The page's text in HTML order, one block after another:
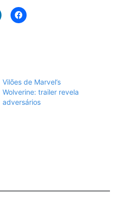
Vilões de Marvel’s
Wolverine: trailer revela
adversários